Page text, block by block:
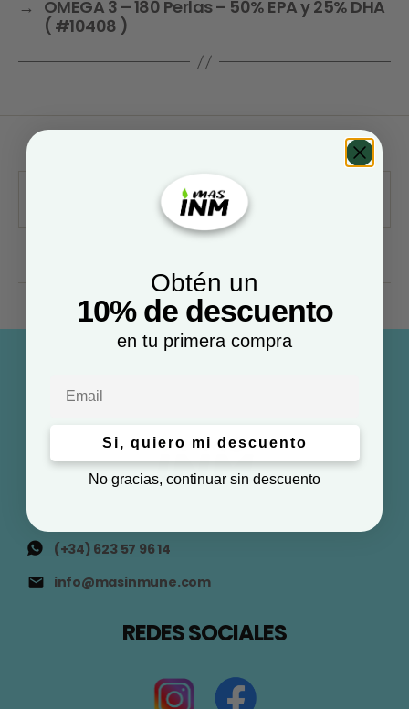
→ OMEGA 3 – 180 Perlas – 50% EPA y 25% DHA
( #10408 )
(+34) 623 57 96 14
info@masinmune.com
REDES SOCIALES
Obtén un
10% de descuento
en tu primera compra
Si, quiero mi descuento
No gracias, continuar sin descuento